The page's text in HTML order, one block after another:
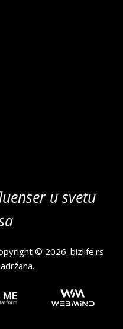
u svetu
© 2026.bizlife.rs